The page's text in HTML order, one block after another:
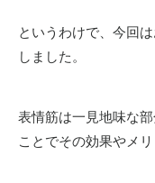
というわけで、今回
しました。
表情筋は一見地味な
ことでその効果やメ